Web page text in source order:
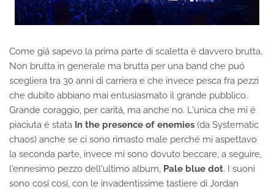
Come giá sapevo la prima parte di scaletta é davvero brutta.
Non brutta in generale ma brutta per una band che puó
scegliera tra 30 anni di carriera e che invece pesca fra pezzi
che dubito abbiano mai entusiasmato il grande pubblico.
Grande coraggio, per caritá, ma anche no. L'unica che mi é
piaciuta é stata In the presence of enemies (da Systematic
chaos) anche se ci sono rimasto male perché mi aspettavo
la seconda parte, invece mi sono dovuto beccare, a seguire,
l'ennesimo pezzo dell'ultimo album, Pale blue dot. I suoni
sono cosí cosí, con le invadentissime tastiere di Jordan